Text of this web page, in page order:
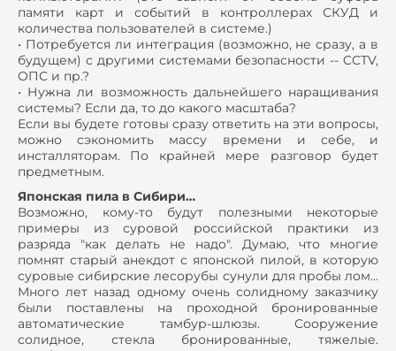
памяти карт и событий в контроллерах СКУД и
количества пользователей в системе.)
• Потребуется ли интеграция (возможно, не сразу, а в
будущем) с другими системами безопасности -- CCTV,
ОПС и пр.?
• Нужна ли возможность дальнейшего наращивания
системы? Если да, то до какого масштаба?
Если вы будете готовы сразу ответить на эти вопросы,
можно сэкономить массу времени и себе, и
инсталляторам. По крайней мере разговор будет
предметным.
Японская пила в Сибири…
Возможно, кому-то будут полезными некоторые
примеры из суровой российской практики из
разряда "как делать не надо". Думаю, что многие
помнят старый анекдот с японской пилой, в которую
суровые сибирские лесорубы сунули для пробы лом…
Много лет назад одному очень солидному заказчику
были поставлены на проходной бронированные
автоматические тамбур-шлюзы. Сооружение
солидное, стекла бронированные, тяжелые.